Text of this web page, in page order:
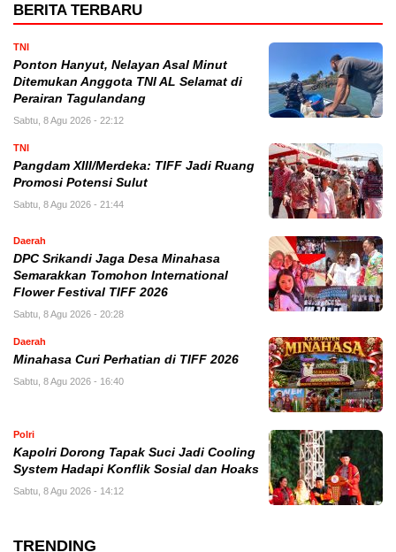
BERITA TERBARU
TNI
Ponton Hanyut, Nelayan Asal Minut
Ditemukan Anggota TNI AL Selamat di
Perairan Tagulandang
Sabtu, 8 Agu 2026 - 22:12
TNI
Pangdam XIII/Merdeka: TIFF Jadi Ruang
Promosi Potensi Sulut
Sabtu, 8 Agu 2026 - 21:44
Daerah
DPC Srikandi Jaga Desa Minahasa
Semarakkan Tomohon International
Flower Festival TIFF 2026
Sabtu, 8 Agu 2026 - 20:28
Daerah
Minahasa Curi Perhatian di TIFF 2026
Sabtu, 8 Agu 2026 - 16:40
Polri
Kapolri Dorong Tapak Suci Jadi Cooling
System Hadapi Konflik Sosial dan Hoaks
Sabtu, 8 Agu 2026 - 14:12
TRENDING